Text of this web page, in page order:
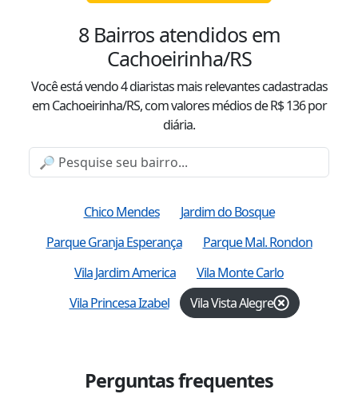
8 Bairros atendidos em
Cachoeirinha/RS
Você está vendo4diaristas mais relevantes cadastradas
em Cachoeirinha/RS, com valoresmédiosde R$136por
diária.
Chico Mendes
Jardim do Bosque
Parque Granja Esperança
Parque Mal. Rondon
Vila Jardim America
Vila Monte Carlo
Vila Princesa Izabel
Vila Vista Alegre
Perguntas frequentes